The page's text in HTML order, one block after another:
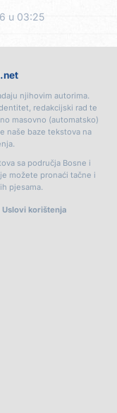
u 03:25
njihovim autorima.
redakcijski rad te
masovno (automatsko)
naše baze tekstova na
sa područja Bosne i
možete pronaći tačne i
pjesama.
Uslovi korištenja